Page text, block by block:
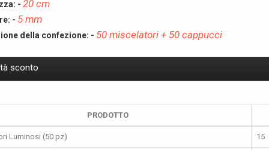
- 20 cm
- 5 mm
della confezione: - 50 miscelatori + 50 cappucci
sconto
PRODOTTO
Luminosi (50 pz) 15